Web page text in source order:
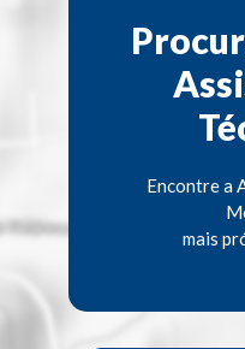
Encontre a
mais